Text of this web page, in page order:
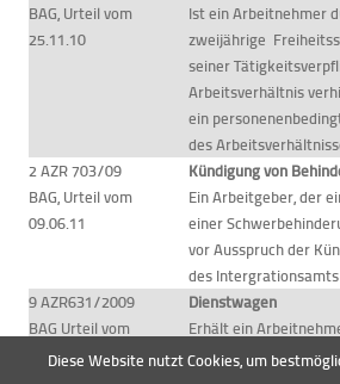
BAG, Urteil vom
25.11.10
Ist ein Arbeitnehmer
zweijährige
seiner
Arbeitsverhältnis
ein
des
2 AZR 703/09
BAG, Urteil vom
09.06.11
Kündigung von
Ein Arbeitgeber, der
einer
vor Ausspruch der
des
9 AZR631/2009
BAG Urteil vom
14.12.2010
Dienstwagen
Erhält ein
"auch zur privaten
Diese Website nutzt Cookies, um